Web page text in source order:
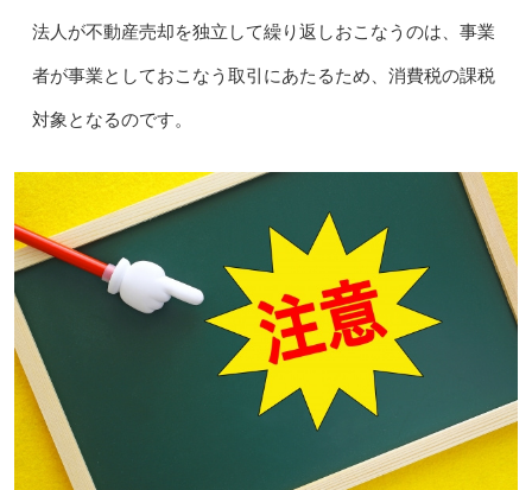
法人が不動産売却を独立して繰り返しおこなうのは、事業
者が事業としておこなう取引にあたるため、消費税の課税
対象となるのです。